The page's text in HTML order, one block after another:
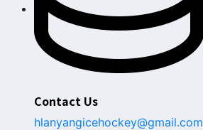
Contact Us
hlanyangicehockey@gmail.com